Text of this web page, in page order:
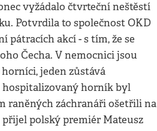
vyžádalo čtvrteční neštěstí
Potvrdila to společnost OKD
pátracích akcí - s tím, že se
Čecha. V nemocnici jsou
jeden zůstává
horník byl
raněných záchranáři ošetřili na
polský premiér Mateusz